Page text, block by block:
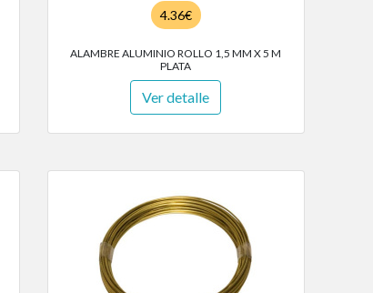
4.36€
ALAMBRE ALUMINIO ROLLO 1,5 MM X 5 M
PLATA
Ver detalle